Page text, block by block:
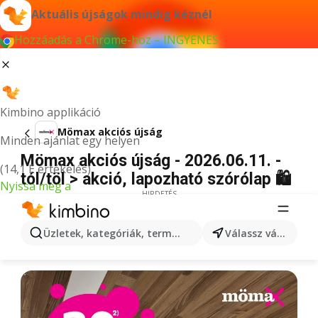
Aktuális újságok mindig kéznél
Hozzáadás a Chrome-hoz – INGYENES
Kimbino applikáció
Minden ajánlat egy helyen
(14,1 E értékelés)
Nyissa meg a
Üzletek, kategóriák, termékek keresése... Válassz várost
Mömax akciós újság
Mömax akciós újság - 2026.06.11. -
tól/töl > akció, lapozható szórólap 🛍️
HIRDETÉS